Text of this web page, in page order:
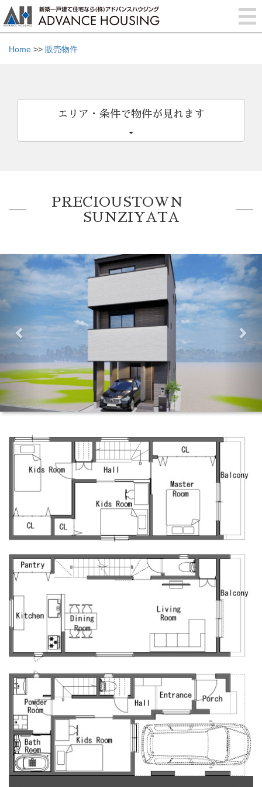
Home >> 販売物件
エリア・条件で物件が見れます
PRECIOUSTOWN
SUNZIYATA
Previous